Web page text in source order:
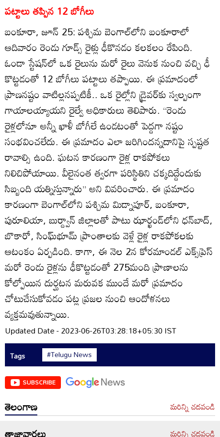
పట్టాలు తప్పిన 12 బోగీలు
బంకూరా, జూన్‌ 25: పశ్చిమ బెంగాల్‌లోని బంకూరాలో
ఆదివారం రెండు గూడ్స్‌ రైళ్లు ఢీకొనడం కలకలం రేపింది.
ఓండా స్టేషన్‌లో ఒక రైలును మరో రైలు వెనుక నుంచి వచ్చి ఢీ
కొట్టడంతో 12 బోగీలు పట్టాలు తప్పాయి. ఈ ప్రమాదంలో
ప్రాణనష్టం వాటిల్లనప్పటికీ.. ఒక రైల్లోని డ్రైవర్‌కు స్వల్పంగా
గాయాలయ్యాయని రైల్వే అధికారులు తెలిపారు. ‘‘రెండు
రైళ్లలోనూ అన్నీ ఖాళీ బోగీలే ఉండటంతో పెద్దగా నష్టం
సంభవించలేదు. ఈ ప్రమాదం ఎలా జరిగిందన్నదానిపై స్పష్టత
రావాల్సి ఉంది. ఘటన కారణంగా రైళ్ల రాకపోకలు
నిలిచిపోయాయి. వీలైనంత త్వరగా పరిస్థితిని చక్కదిద్దేందుకు
సిబ్బంది యత్నిస్తున్నారు’’ అని వివరించారు. ఈ ప్రమాదం
కారణంగా బెంగాల్‌లోని పశ్చిమ మిడ్నాపూర్‌, బంకూరా,
పురూలియా, బుర్ద్వాన్‌ జిల్లాలతో పాటు ఝార్ఖండ్‌లోని ధన్‌బాద్‌,
బొకారో, సింఘ్‌భూమ్‌ ప్రాంతాలకు వెళ్లే రైళ్ల రాకపోకలకు
ఆటంకం ఏర్పడింది. కాగా, ఈ నెల 2న కోరమాండల్‌ ఎక్స్‌ప్రెస్‌
మరో రెండు రైళ్లను ఢీకొట్టడంతో 275మంది ప్రాణాలను
కోల్పోయిన దుర్ఘటన మరువక ముందే మరో ప్రమాదం
చోటుచేసుకోవడం పట్ల ప్రజల నుంచి ఆందోళనలు
వ్యక్తమవుతున్నాయి.
Updated Date - 2023-06-26T03:28:18+05:30 IST
Tags #Telugu News
SUBSCRIBE
తెలంగాణ మరిన్ని చదవండి
మరిన్ని చదవండి